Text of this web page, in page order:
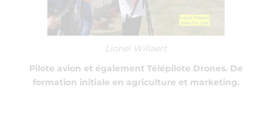
Lionel Willaert
Pilote avion et également Télépilote Drones. De
formation initiale en agriculture et marketing.